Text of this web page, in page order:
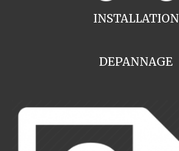
INSTALLATION
DEPANNAGE